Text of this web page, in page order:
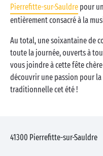
Pierrefitte-sur-Sauldre pour
entièrement consacré à la
Au total, une soixantaine de
toute la journée, ouverts à
vous joindre à cette fête
découvrir une passion pour
traditionnelle cet été !
41300 Pierrefitte-sur-Sauldre